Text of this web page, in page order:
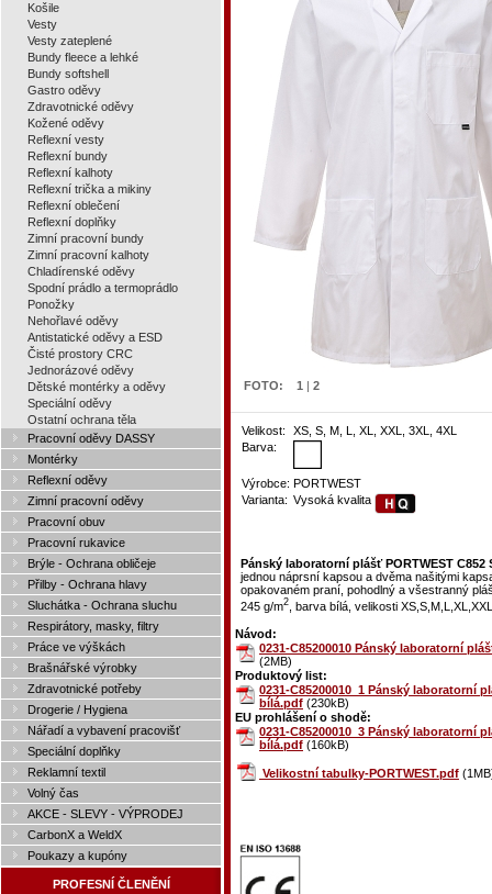
Košile
Vesty
Vesty zateplené
Bundy fleece a lehké
Bundy softshell
Gastro oděvy
Zdravotnické oděvy
Kožené oděvy
Reflexní vesty
Reflexní bundy
Reflexní kalhoty
Reflexní trička a mikiny
Reflexní oblečení
Reflexní doplňky
Zimní pracovní bundy
Zimní pracovní kalhoty
Chladírenské oděvy
Spodní prádlo a termoprádlo
Ponožky
Nehořlavé oděvy
Antistatické oděvy a ESD
Čisté prostory CRC
Jednorázové oděvy
Dětské montérky a oděvy
Speciální oděvy
Ostatní ochrana těla
Pracovní oděvy DASSY
Montérky
Reflexní oděvy
Zimní pracovní oděvy
Pracovní obuv
Pracovní rukavice
Brýle - Ochrana obličeje
Přilby - Ochrana hlavy
Sluchátka - Ochrana sluchu
Respirátory, masky, filtry
Práce ve výškách
Brašnářské výrobky
Zdravotnické potřeby
Drogerie / Hygiena
Nářadí a vybavení pracovišť
Speciální doplňky
Reklamní textil
Volný čas
AKCE - SLEVY - VÝPRODEJ
CarbonX a WeldX
Poukazy a kupóny
PROFESNÍ ČLENĚNÍ
FOTO: 1 | 2
Velikost:
XS, S, M, L, XL, XXL, 3XL, 4XL
Barva:
Výrobce: PORTWEST
Varianta: Vysoká kvalita
Pánský laboratorní plášť PORTWEST C852
jednou náprsní kapsou a dvěma našitými
opakovaném praní, pohodlný a všestranný
245 g/m2 , barva bílá, velikosti
Návod:
0231-C85200010 Pánský laboratorní
(2MB)
Produktový list:
0231-C85200010_1 Pánský laboratorní
bílá.pdf (230kB)
EU prohlášení o shodě:
0231-C85200010_3 Pánský laboratorní
bílá.pdf (160kB)
Velikostní tabulky-PORTWEST.pdf